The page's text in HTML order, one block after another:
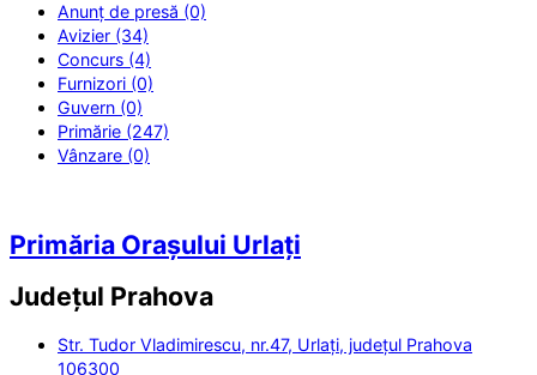
Anunț de presă (0)
Avizier (34)
Concurs (4)
Furnizori (0)
Guvern (0)
Primărie (247)
Vânzare (0)
Primăria Orașului Urlați
Județul Prahova
Str. Tudor Vladimirescu, nr.47, Urlați, județul Prahova
106300